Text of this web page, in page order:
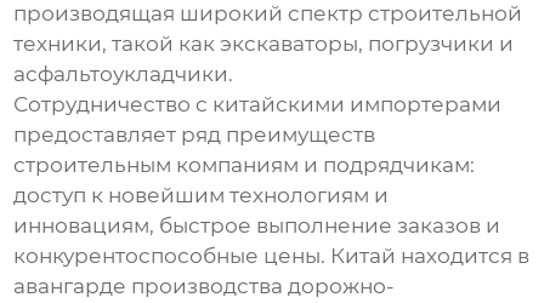
производящая широкий спектр строительной
техники, такой как экскаваторы, погрузчики и
асфальтоукладчики.
Сотрудничество с китайскими импортерами
предоставляет ряд преимуществ
строительным компаниям и подрядчикам:
доступ к новейшим технологиям и
инновациям, быстрое выполнение заказов и
конкурентоспособные цены. Китай находится в
авангарде производства дорожно-